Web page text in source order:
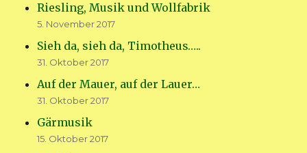
Riesling, Musik und Wollfabrik
5. November 2017
Sieh da, sieh da, Timotheus…..
31. Oktober 2017
Auf der Mauer, auf der Lauer…
31. Oktober 2017
Gärmusik
15. Oktober 2017